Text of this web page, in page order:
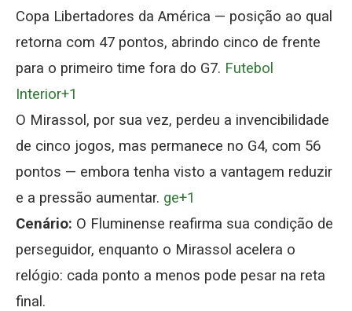
Copa Libertadores da América — posição ao qual
retorna com 47 pontos, abrindo cinco de frente
para o primeiro time fora do G7. Futebol
Interior+1
O Mirassol, por sua vez, perdeu a invencibilidade
de cinco jogos, mas permanece no G4, com 56
pontos — embora tenha visto a vantagem reduzir
e a pressão aumentar. ge+1
Cenário: O Fluminense reafirma sua condição de
perseguidor, enquanto o Mirassol acelera o
relógio: cada ponto a menos pode pesar na reta
final.